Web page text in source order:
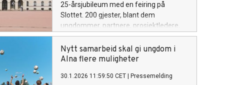
25-årsjubileum med en feiring på
Slottet. 200 gjester, blant dem
ungdommer, partnere, prosjektledere,
styremedlemmer og ansatte gjennom
25 år, samles for å markere et kvart
århundre med arbeid for unge
samfunnet.
Nytt samarbeid skal gi ungdom i
Alna flere muligheter
30.1.2026 11:59:50 CET Pressemelding